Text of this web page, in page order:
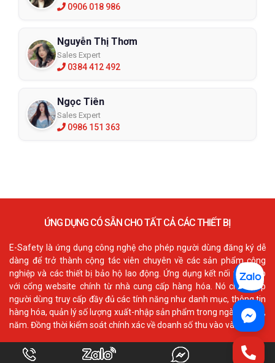
0906 018 986
Nguyễn Thị Thơm
Sales Expert
0384 412 492
Ngọc Tiên
Sales Expert
0986 151 363
ỨNG DỤNG CÓ SẴN CHO TẤT CẢ CÁC THIẾT BỊ
E-Safety là ứng dụng công nghệ cho phép người dùng đăng ký dễ
dàng để trở thành cộng tác viên chuyên về các sản phẩm công
nghiệp và các thiết bị bảo hộ lao động. Ứng dụng kết nối trực tiếp
với cổng website chính từ nhà cung cấp hàng hóa. Nó cho phép
người dùng truy cấp đầy đủ các tính năng như danh mục, thông tin
hàng hóa, quản lý số lượng xuất-nhập sản phẩm trong ngày, tháng,
năm. Đồng thời kiểm soát chính xác về doanh số thu vào và ra.